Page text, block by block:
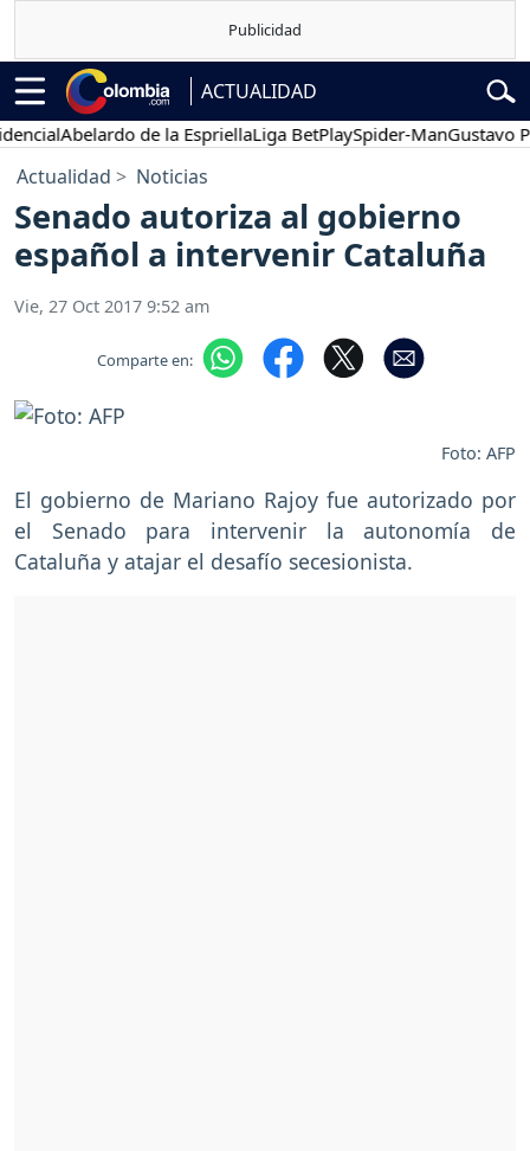
ACTUALIDAD
Abelardo de la EspriellaLiga BetPlaySpider-ManGustavo
Actualidad Noticias
Senado autoriza al gobierno
español a intervenir Cataluña
Vie, 27 Oct 2017 9:52 am
Comparte en:
Foto: AFP
El gobierno de Mariano Rajoy fue autorizado por
el Senado para intervenir la autonomía de
Cataluña y atajar el desafío secesionista.